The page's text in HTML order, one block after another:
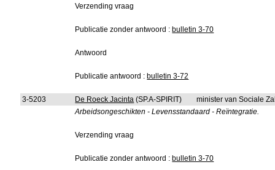
Verzending vraag
Publicatie zonder antwoord : bulletin 3-70
Antwoord
Publicatie antwoord : bulletin 3-72
3-5203 De Roeck Jacinta (SP.A-SPIRIT)
minister van Sociale
Arbeidsongeschikten - Levensstandaard - Reïntegratie.
Verzending vraag
Publicatie zonder antwoord : bulletin 3-70